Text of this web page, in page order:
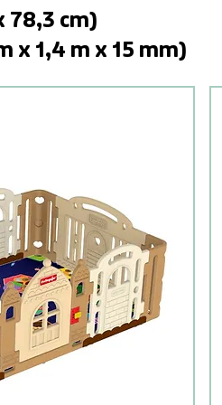
78,3 cm)
x 1,4 m x 15 mm)